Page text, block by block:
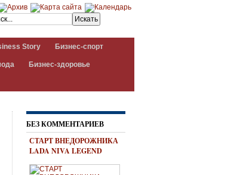
Story Бизнес-спорт
Бизнес-здоровье
БЕЗ КОММЕНТАРИЕВ
СТАРТ ВНЕДОРОЖНИКА
LADA NIVA LEGEND